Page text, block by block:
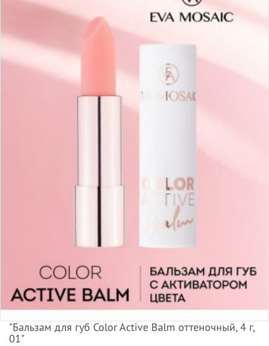
"Бальзам для губ Color Active Balm оттеночный, 4 г,
01"